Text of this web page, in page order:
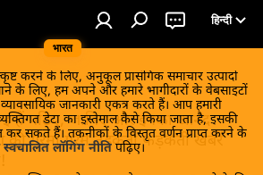
भारत
हिन्दी
करने के लिए, अनुकूल प्रासंगिक समाचार उत्पादों
के लिए, हम अपने और हमारे भागीदारों के वेबसाइटों
जानकारी एकत्र करते हैं। आप हमारी
डेटा का इस्तेमाल कैसे किया जाता है, इसकी
कर सकते हैं। तकनीकों के विस्तृत वर्णन प्राप्त करने के
लॉगिंग नीति पढ़िए।
पढ़िए, जानिए और इनका आनंद
की गरमा गरम तड़कती फड़कती खबरें